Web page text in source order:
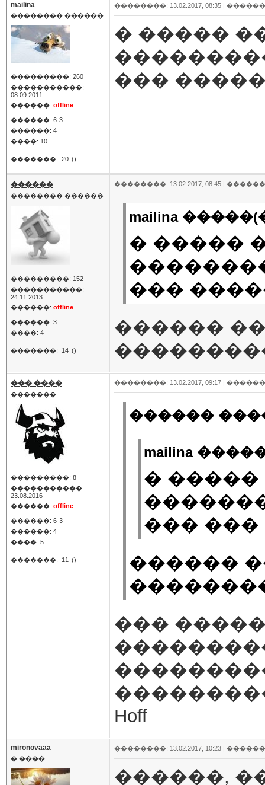
mailina
�������� ������
���������: 260
�����������:
08.09.2011
������: offline
������: 6-3
������: 4
����: 10
�������: 20 ()
��������: 13.02.2017, 08:35 |
� �����
���
������
�������� ������
���������: 152
�����������:
24.11.2013
������: offline
������: 3
����: 4
�������: 14 ()
��������: 13.02.2017, 08:45 |
mailina
� �����
���
������
��� ����
�������
���������: 8
�����������:
23.08.2016
������: offline
������: 6-3
������: 4
����: 5
�������: 11 ()
��������: 13.02.2017, 09:17 |
������
mailina
� �����
���
������
���
Hoff
mironovaaa
� ����
��������: 13.02.2017, 10:23 |
������,